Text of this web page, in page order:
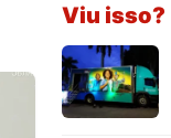
Viu isso?